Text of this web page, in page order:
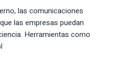
las comunicaciones
las empresas puedan
Herramientas como